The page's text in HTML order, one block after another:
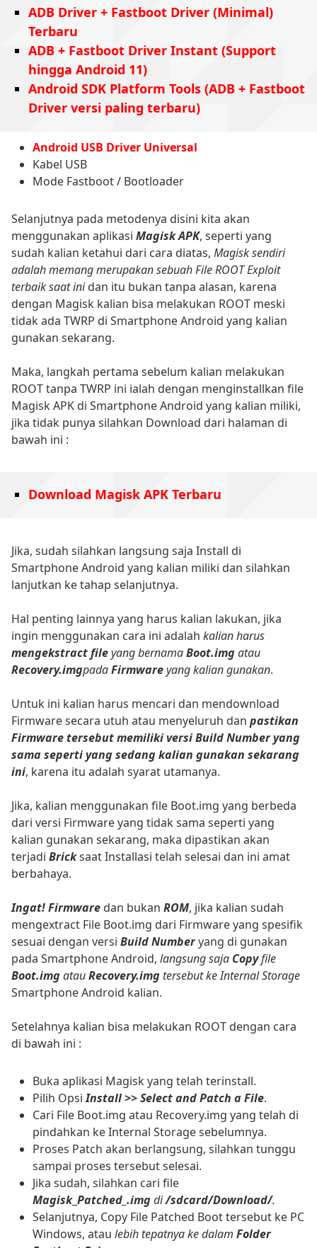
ADB Driver + Fastboot Driver (Minimal)
Terbaru
ADB + Fastboot Driver Instant (Support
hingga Android 11)
Android SDK Platform Tools (ADB + Fastboot
Driver versi paling terbaru)
Android USB Driver Universal
Kabel USB
Mode Fastboot / Bootloader
Selanjutnya pada metodenya disini kita akan
menggunakan aplikasi Magisk APK, seperti yang
sudah kalian ketahui dari cara diatas, Magisk sendiri
adalah memang merupakan sebuah File ROOT Exploit
terbaik saat inidan itu bukan tanpa alasan, karena
dengan Magisk kalian bisa melakukan ROOT meski
tidak ada TWRP di Smartphone Android yang kalian
gunakan sekarang.
Maka, langkah pertama sebelum kalian melakukan
ROOT tanpa TWRP ini ialah dengan menginstallkan file
Magisk APK di Smartphone Android yang kalian miliki,
jika tidak punya silahkan Download dari halaman di
bawah ini :
Download Magisk APK Terbaru
Jika, sudah silahkan langsung saja Install di
Smartphone Android yang kalian miliki dan silahkan
lanjutkan ke tahap selanjutnya.
Hal penting lainnya yang harus kalian lakukan, jika
ingin menggunakan cara ini adalah kalian harus
mengekstract fileyang bernamaBoot.imgatau
Recovery.imgpadaFirmwareyang kalian gunakan.
Untuk ini kalian harus mencari dan mendownload
Firmware secara utuh atau menyeluruh dan pastikan
Firmware tersebut memiliki versi Build Number yang
sama seperti yang sedang kalian gunakan sekarang
ini, karena itu adalah syarat utamanya.
Jika, kalian menggunakan file Boot.img yang berbeda
dari versi Firmware yang tidak sama seperti yang
kalian gunakan sekarang, maka dipastikan akan
terjadi Bricksaat Installasi telah selesai dan ini amat
berbahaya.
Ingat!Firmware dan bukan ROM, jika kalian sudah
mengextract File Boot.img dari Firmware yang spesifik
sesuai dengan versi Build Numberyang di gunakan
pada Smartphone Android, langsung saja Copyfile
Boot.imgatauRecovery.img tersebut ke Internal Storage
Smartphone Android kalian.
Setelahnya kalian bisa melakukan ROOT dengan cara
di bawah ini :
Buka aplikasi Magisk yang telah terinstall.
Pilih OpsiInstall >> Select and Patch a File.
Cari File Boot.img atau Recovery.img yang telah di
pindahkan ke Internal Storage sebelumnya.
Proses Patch akan berlangsung, silahkan tunggu
sampai proses tersebut selesai.
Jika sudah, silahkan cari file
Magisk_ Patched_.imgdi/sdcard/Download/.
Selanjutnya, Copy File Patched Boot tersebut ke PC
Windows, atau lebih tepatnya ke dalam Folder